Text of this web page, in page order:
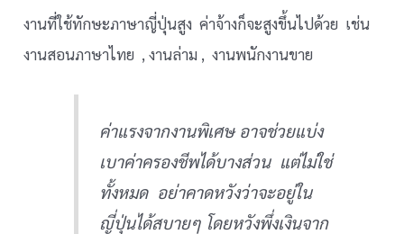
งานที่ใช้ทักษะภาษาญี่ปุ่นสูง ค่าจ้างก็จะสูงขึ้นไปด้วย เช่น
งานสอนภาษาไทย , งานล่าม , งานพนักงานขาย
ค่าแรงจากงานพิเศษ อาจช่วยแบ่ง
เบาค่าครองชีพได้บางส่วน แต่ไม่ใช่
ทั้งหมด อย่าคาดหวังว่าจะอยู่ใน
ญี่ปุ่นได้สบายๆ โดยหวังพึ่งเงินจาก